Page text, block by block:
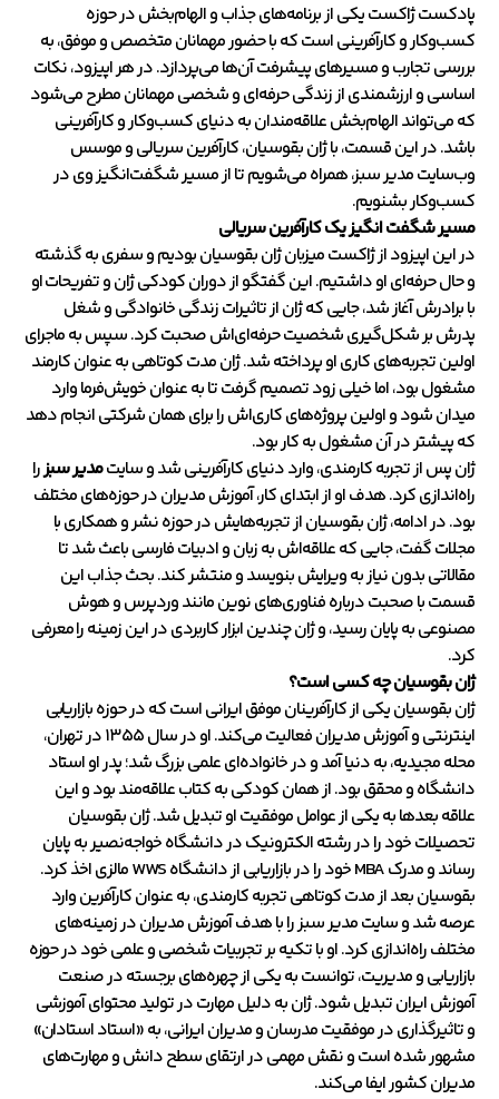
پادکست ژاکست یکی از برنامه‌های جذاب و الهام‌بخش در حوزه
کسب‌وکار و کارآفرینی است که با حضور مهمانان متخصص و موفق، به
بررسی تجارب و مسیرهای پیشرفت آن‌ها می‌پردازد. در هر اپیزود، نکات
اساسی و ارزشمندی از زندگی حرفه‌ای و شخصی مهمانان مطرح می‌شود
که می‌تواند الهام‌بخش علاقه‌مندان به دنیای کسب‌وکار و کارآفرینی
باشد. در این قسمت، با ژان بقوسیان، کارآفرین سریالی و موسس
وب‌سایت مدیر سبز، همراه می‌شویم تا از مسیر شگفت‌انگیز وی در
کسب‌وکار بشنویم.
مسیر شگفت انگیز یک کارآفرین سریالی
در این اپیزود از ژاکست میزبان ژان بقوسیان بودیم و سفری به گذشته
و حال حرفه‌ای او داشتیم. این گفتگو از دوران کودکی ژان و تفریحات او
با برادرش آغاز شد، جایی که ژان از تاثیرات زندگی خانوادگی و شغل
پدرش بر شکل‌گیری شخصیت حرفه‌ای‌اش صحبت کرد. سپس به ماجرای
اولین تجربه‌های کاری او پرداخته شد. ژان مدت کوتاهی به عنوان کارمند
مشغول بود، اما خیلی زود تصمیم گرفت تا به عنوان خویش‌فرما وارد
میدان شود و اولین پروژه‌های کاری‌اش را برای همان شرکتی انجام دهد
که پیشتر در آن مشغول به کار بود.
ژان پس از تجربه کارمندی، وارد دنیای کارآفرینی شد و سایتمدیر سبزرا
راه‌اندازی کرد. هدف او از ابتدای کار، آموزش مدیران در حوزه‌های مختلف
بود. در ادامه، ژان بقوسیان از تجربه‌هایش در حوزه نشر و همکاری با
مجلات گفت، جایی که علاقه‌اش به زبان و ادبیات فارسی باعث شد تا
مقالاتی بدون نیاز به ویرایش بنویسد و منتشر کند. بحث جذاب این
قسمت با صحبت درباره فناوری‌های نوین مانند وردپرس و هوش
مصنوعی به پایان رسید، و ژان چندین ابزار کاربردی در این زمینه را معرفی
کرد.
ژان بقوسیان چه کسی است؟
ژان بقوسیان یکی از کارآفرینان موفق ایرانی است که در حوزه بازاریابی
اینترنتی و آموزش مدیران فعالیت می‌کند. او در سال ۱۳۵۵ در تهران،
محله مجیدیه، به دنیا آمد و در خانواده‌ای علمی بزرگ شد؛ پدر او استاد
دانشگاه و محقق بود. از همان کودکی به کتاب علاقه‌مند بود و این
علاقه بعدها به یکی از عوامل موفقیت او تبدیل شد. ژان بقوسیان
تحصیلات خود را در رشته الکترونیک در دانشگاه خواجه‌نصیر به پایان
رساند و مدرک MBA خود را در بازاریابی از دانشگاه WWS مالزی اخذ کرد.
بقوسیان بعد از مدت کوتاهی تجربه کارمندی، به عنوان کارآفرین وارد
عرصه شد و سایت مدیر سبز را با هدف آموزش مدیران در زمینه‌های
مختلف راه‌اندازی کرد. او با تکیه بر تجربیات شخصی و علمی خود در حوزه
بازاریابی و مدیریت، توانست به یکی از چهره‌های برجسته در صنعت
آموزش ایران تبدیل شود. ژان به دلیل مهارت در تولید محتوای آموزشی
و تاثیرگذاری در موفقیت مدرسان و مدیران ایرانی، به «استاد استادان»
مشهور شده است و نقش مهمی در ارتقای سطح دانش و مهارت‌های
مدیران کشور ایفا می‌کند.